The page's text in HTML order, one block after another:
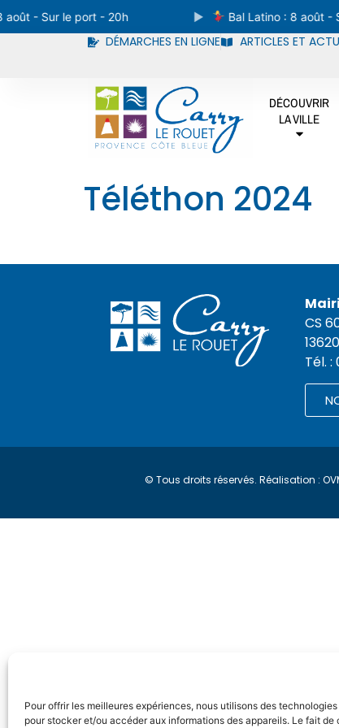
Pour offrir les meilleures expériences, nous utilisons des
pour stocker et/ou accéder aux informations des appareils. Le fait de
- Sur le port - 20h Bal Latino : 8 août -
DÉMARCHES EN LIGNE ARTICLES ET
DÉCOUVRIR
LA VILLE
Téléthon 2024
CS
Tél. :
© Tous droits réservés. Réalisation :